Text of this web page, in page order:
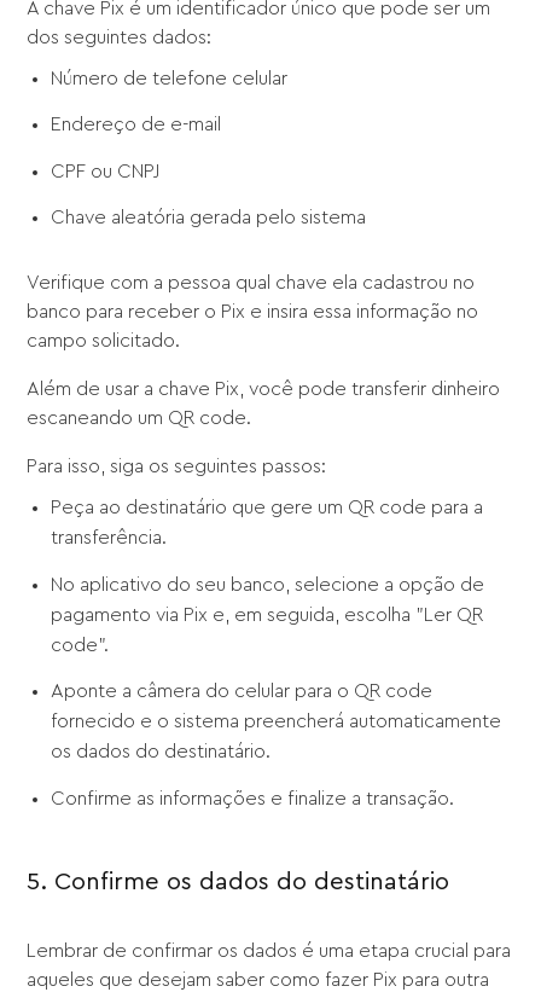
A chave Pix é um identificador único que pode ser um
dos seguintes dados:
Número de telefone celular
Endereço de e-mail
CPF ou CNPJ
Chave aleatória gerada pelo sistema
Verifique com a pessoa qual chave ela cadastrou no
banco para receber o Pix e insira essa informação no
campo solicitado.
Além de usar a chave Pix, você pode transferir dinheiro
escaneando um QR code.
Para isso, siga os seguintes passos:
Peça ao destinatário que gere um QR code para a
transferência.
No aplicativo do seu banco, selecione a opção de
pagamento via Pix e, em seguida, escolha "Ler QR
code".
Aponte a câmera do celular para o QR code
fornecido e o sistema preencherá automaticamente
os dados do destinatário.
Confirme as informações e finalize a transação.
5. Confirme os dados do destinatário
Lembrar de confirmar os dados é uma etapa crucial para
aqueles que desejam saber como fazer Pix para outra